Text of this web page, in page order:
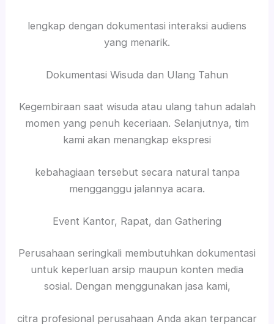
lengkap dengan dokumentasi interaksi audiens
yang menarik.
Dokumentasi Wisuda dan Ulang Tahun
Kegembiraan saat wisuda atau ulang tahun adalah
momen yang penuh keceriaan. Selanjutnya, tim
kami akan menangkap ekspresi
kebahagiaan tersebut secara natural tanpa
mengganggu jalannya acara.
Event Kantor, Rapat, dan Gathering
Perusahaan seringkali membutuhkan dokumentasi
untuk keperluan arsip maupun konten media
sosial. Dengan menggunakan jasa kami,
citra profesional perusahaan Anda akan terpancar